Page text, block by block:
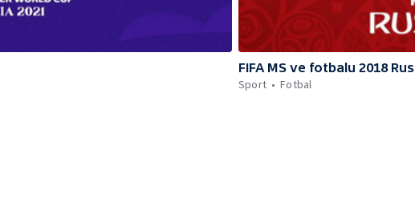
FIFA MS ve fotbalu 2018
Sport
Fotbal